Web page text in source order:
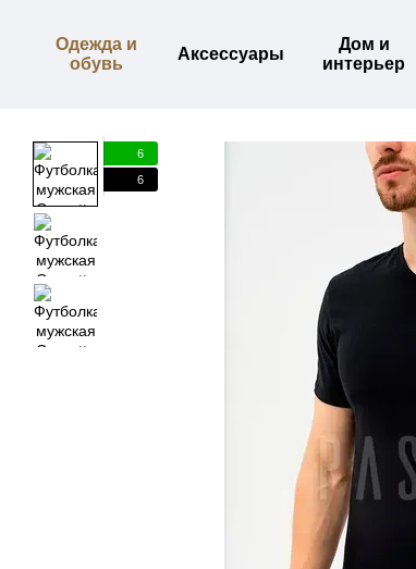
Одежда и
обувь
Аксессуары
Дом и
интерьер
6
6